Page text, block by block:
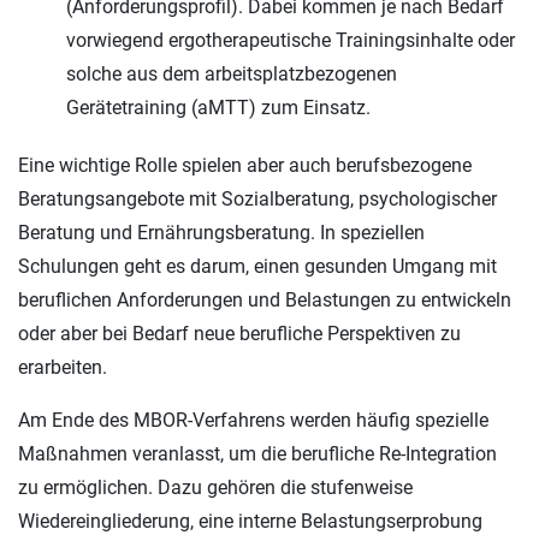
(Anforderungsprofil). Dabei kommen je nach Bedarf
vorwiegend ergotherapeutische Trainingsinhalte oder
solche aus dem arbeitsplatzbezogenen
Gerätetraining (aMTT) zum Einsatz.
Eine wichtige Rolle spielen aber auch berufsbezogene
Beratungsangebote mit Sozialberatung, psychologischer
Beratung und Ernährungsberatung. In speziellen
Schulungen geht es darum, einen gesunden Umgang mit
beruflichen Anforderungen und Belastungen zu entwickeln
oder aber bei Bedarf neue berufliche Perspektiven zu
erarbeiten.
Am Ende des MBOR-Verfahrens werden häufig spezielle
Maßnahmen veranlasst, um die berufliche Re-Integration
zu ermöglichen. Dazu gehören die stufenweise
Wiedereingliederung, eine interne Belastungserprobung